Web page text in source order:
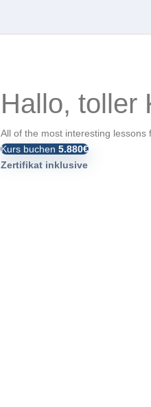
Hallo, toller
All of the most interesting lessons
Kurs buchen 5.880€
Zertifikat inklusive